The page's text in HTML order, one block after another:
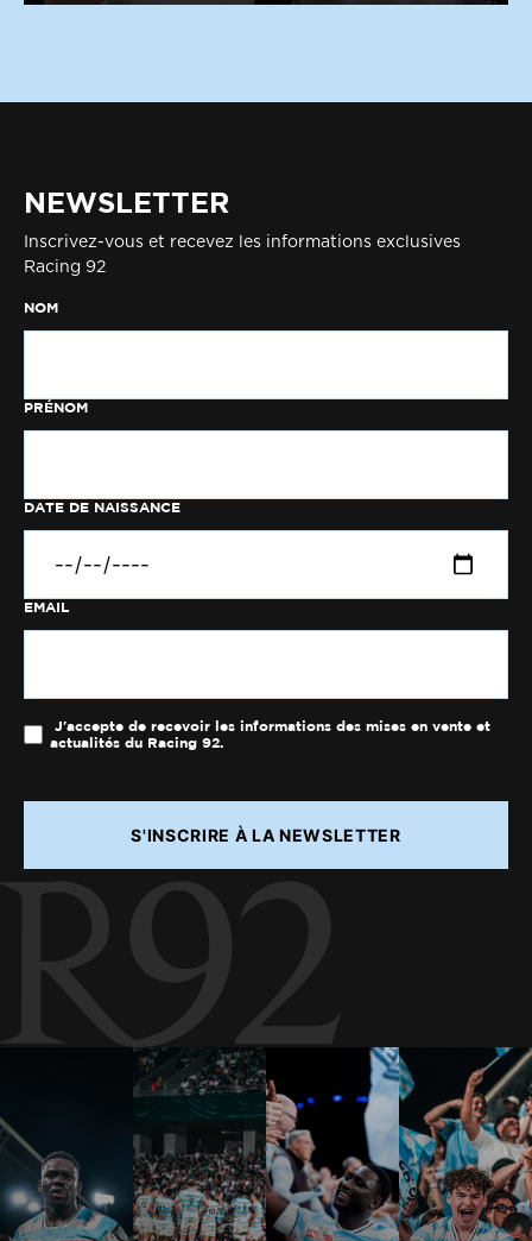
NEWSLETTER
Inscrivez-vous et recevez les informations exclusives
Racing 92
NOM
PRÉNOM
DATE DE NAISSANCE
EMAIL
J'accepte de recevoir les informations des mises en vente et
actualités du Racing 92.
S'INSCRIRE À LA NEWSLETTER